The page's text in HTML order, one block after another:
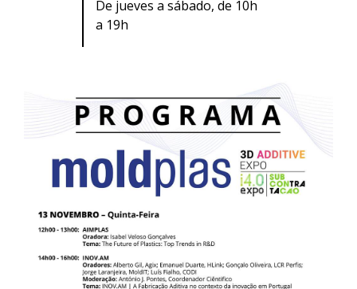
De jueves a sábado, de 10h
a 19h